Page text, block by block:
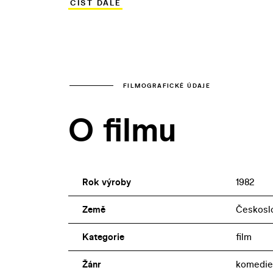
bizarní, leč nevzrušivou historku, v níž
ČÍST DÁLE
FILMOGRAFICKÉ ÚDAJE
O filmu
Rok výroby 1982
Země
Kategorie film
Žánr komedie